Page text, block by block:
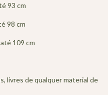
93 cm
98 cm
109 cm
livres de qualquer material de